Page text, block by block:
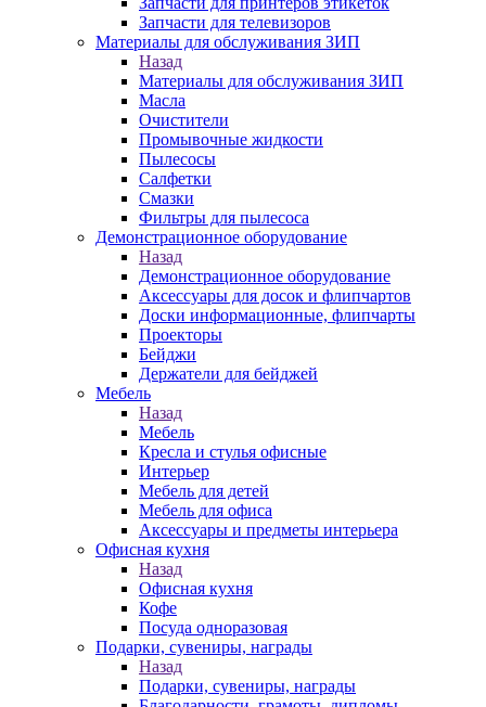
Запчасти для телевизоров
Материалы для обслуживания ЗИП
Назад
Материалы для обслуживания ЗИП
Масла
Очистители
Промывочные жидкости
Пылесосы
Салфетки
Смазки
Фильтры для пылесоса
Демонстрационное оборудование
Назад
Демонстрационное оборудование
Аксессуары для досок и флипчартов
Доски информационные, флипчарты
Проекторы
Бейджи
Держатели для бейджей
Мебель
Назад
Мебель
Кресла и стулья офисные
Интерьер
Мебель для детей
Мебель для офиса
Аксессуары и предметы интерьера
Офисная кухня
Назад
Офисная кухня
Кофе
Посуда одноразовая
Подарки, сувениры, награды
Назад
Подарки, сувениры, награды